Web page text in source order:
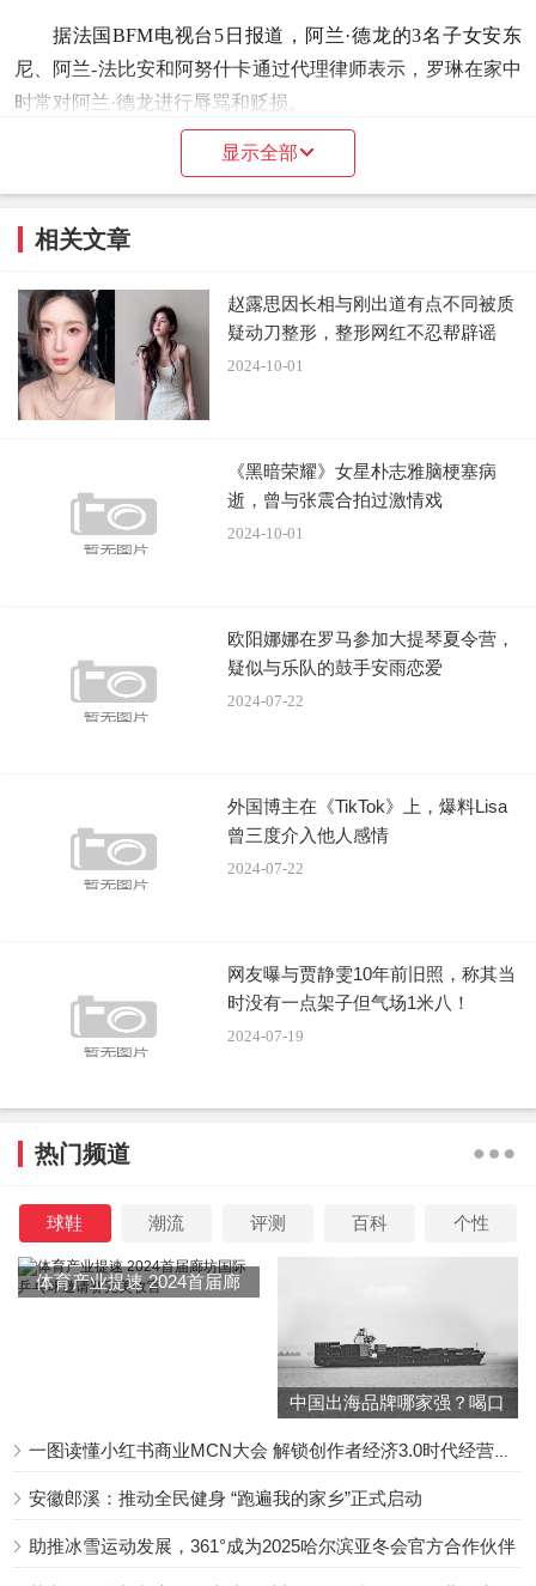
据法国BFM电视台5日报道，阿兰·德龙的3名子女安东
尼、阿兰-法比安和阿努什卡通过代理律师表示，罗琳在家中
时常对阿兰·德龙进行辱骂和贬损。
父亲因为身体虚弱遭到罗琳的长期控制、欺凌。自从阿
段威胁德龙远离亲人和好友。
此外，罗琳还监控阿兰·德龙与家人的电话和私人消息，
试图切断他与外界的联系，甚至不让孩子来定期探望他，更
不允许子女和父亲独处，还要虐待阿兰·德龙的爱犬。
▲阿兰·德龙2019年亮相戛纳电影节
据悉，阿兰·德龙长子安东尼已向当地法律部门提交起
弱势群体”以及“暴力侵害动物”。按照法国刑法，伴侣间如果
存在这样的“道德骚扰”，最高可判处3年监禁和4.5万欧元的
据法国BFM电视台报道，有一次阿兰·德龙在家中跌倒，
头上缝了三针，但罗琳并没有通知子女，甚至在生日宴会上
作为法国乃至欧洲最著名的影星之一，生于1935年的阿
心。他于2021年接受法国TV5电视台采访时，透露罗琳是他
的伴侣，从他2019年生病后就一直陪伴他。
一生中有多名女性伴侣，但最近几年只有罗琳相伴左右，去
年的电影首映式也是她陪他去的。
▲ 1974年，《佐罗》剧照
据悉，阿兰·德龙自2019年发病后，多次对媒体透露倾向
显示全部
相关文章
赵露思因长相与刚出道有点不同被质
疑动刀整形，整形网红不忍帮辟谣
2024-10-01
《黑暗荣耀》女星朴志雅脑梗塞病
逝，曾与张震合拍过激情戏
2024-10-01
欧阳娜娜在罗马参加大提琴夏令营，
疑似与乐队的鼓手安雨恋爱
2024-07-22
外国博主在《TikTok》上，爆料Lisa
曾三度介入他人感情
2024-07-22
网友曝与贾静雯10年前旧照，称其当
时没有一点架子但气场1米八！
2024-07-19
热门频道
球鞋 潮流 评测 百科 个性
体育产业提速 2024首届廊
中国出海品牌哪家强？喝口
安徽郎溪：推动全民健身 “跑遍我的家乡”正式启动
助推冰雪运动发展，361°成为2025哈尔滨亚冬会官方合作伙伴